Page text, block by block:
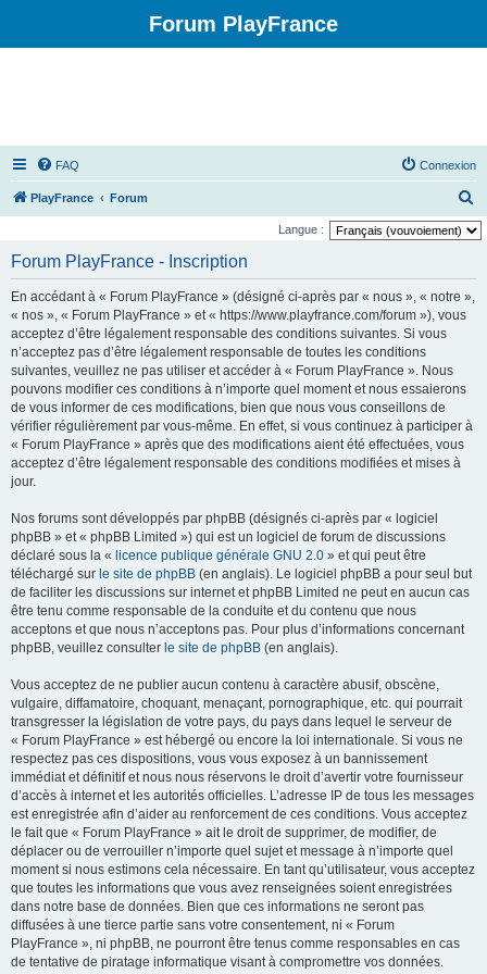
Forum PlayFrance
FAQ Connexion
PlayFrance Forum
e
Langue :
Forum PlayFrance - Inscription
En accédant à « Forum PlayFrance » (désigné ci-après par « nous », « notre »,
« nos », « Forum PlayFrance » et « https://www.playfrance.com/forum »), vous
acceptez d’être légalement responsable des conditions suivantes. Si vous
n’acceptez pas d’être légalement responsable de toutes les conditions
suivantes, veuillez ne pas utiliser et accéder à « Forum PlayFrance ». Nous
pouvons modifier ces conditions à n’importe quel moment et nous essaierons
de vous informer de ces modifications, bien que nous vous conseillons de
vérifier régulièrement par vous-même. En effet, si vous continuez à participer à
« Forum PlayFrance » après que des modifications aient été effectuées, vous
acceptez d’être légalement responsable des conditions modifiées et mises à
jour.
Nos forums sont développés par phpBB (désignés ci-après par « logiciel
phpBB » et « phpBB Limited ») qui est un logiciel de forum de discussions
déclaré sous la « licence publique générale GNU 2.0 » et qui peut être
téléchargé sur le site de phpBB (en anglais). Le logiciel phpBB a pour seul but
de faciliter les discussions sur internet et phpBB Limited ne peut en aucun cas
être tenu comme responsable de la conduite et du contenu que nous
acceptons et que nous n’acceptons pas. Pour plus d’informations concernant
phpBB, veuillez consulter le site de phpBB (en anglais).
Vous acceptez de ne publier aucun contenu à caractère abusif, obscène,
vulgaire, diffamatoire, choquant, menaçant, pornographique, etc. qui pourrait
transgresser la législation de votre pays, du pays dans lequel le serveur de
« Forum PlayFrance » est hébergé ou encore la loi internationale. Si vous ne
respectez pas ces dispositions, vous vous exposez à un bannissement
immédiat et définitif et nous nous réservons le droit d’avertir votre fournisseur
d’accès à internet et les autorités officielles. L’adresse IP de tous les messages
est enregistrée afin d’aider au renforcement de ces conditions. Vous acceptez
le fait que « Forum PlayFrance » ait le droit de supprimer, de modifier, de
déplacer ou de verrouiller n’importe quel sujet et message à n’importe quel
moment si nous estimons cela nécessaire. En tant qu’utilisateur, vous acceptez
que toutes les informations que vous avez renseignées soient enregistrées
dans notre base de données. Bien que ces informations ne seront pas
diffusées à une tierce partie sans votre consentement, ni « Forum
PlayFrance », ni phpBB, ne pourront être tenus comme responsables en cas
de tentative de piratage informatique visant à compromettre vos données.